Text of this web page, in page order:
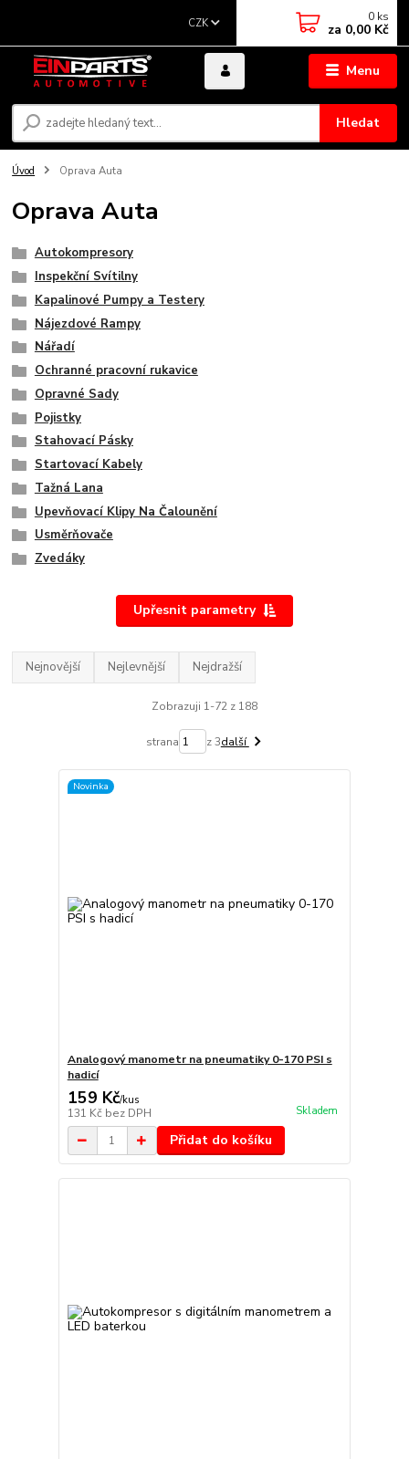
Menu
CZK
Hledat
0 ks
za 0,00 Kč
Úvod Oprava Auta
Oprava Auta
Autokompresory
Inspekční Svítilny
Kapalinové Pumpy a Testery
Nájezdové Rampy
Nářadí
Ochranné pracovní rukavice
Opravné Sady
Pojistky
Stahovací Pásky
Startovací Kabely
Tažná Lana
Upevňovací Klipy Na Čalounění
Usměrňovače
Zvedáky
Upřesnit parametry
Nejnovější Nejlevnější Nejdražší
Zobrazuji 1-72 z 188
strana z 3další
Novinka
Analogový manometr na pneumatiky 0-170 PSI s
hadicí
159 Kč/kus
131 Kč bez DPH Skladem
Přidat do košíku